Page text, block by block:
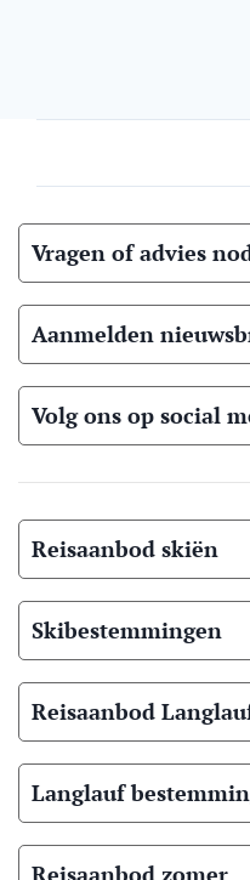
Vragen of advies
Aanmelden
Volg ons op social
Reisaanbod skiën
Skibestemmingen
Reisaanbod
Langlauf
Reisaanbod zomer